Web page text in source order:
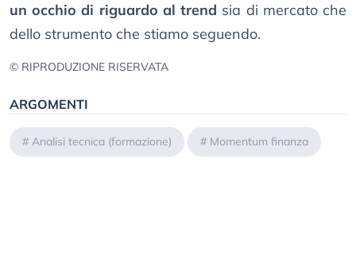
un occhio di riguardo al trend sia di mercato che
dello strumento che stiamo seguendo.
© RIPRODUZIONE RISERVATA
ARGOMENTI
# Analisi tecnica (formazione) # Momentum finanza